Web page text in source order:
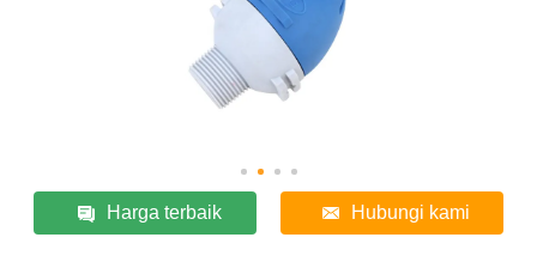
Harga terbaik Hubungi kami